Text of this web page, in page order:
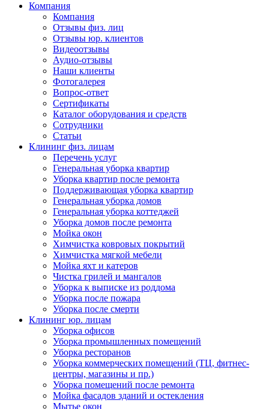
Компания
Компания
Отзывы физ. лиц
Отзывы юр. клиентов
Видеоотзывы
Аудио-отзывы
Наши клиенты
Фотогалерея
Вопрос-ответ
Сертификаты
Каталог оборудования и средств
Сотрудники
Статьи
Клининг физ. лицам
Перечень услуг
Генеральная уборка квартир
Уборка квартир после ремонта
Поддерживающая уборка квартир
Генеральная уборка домов
Генеральная уборка коттеджей
Уборка домов после ремонта
Мойка окон
Химчистка ковровых покрытий
Химчистка мягкой мебели
Мойка яхт и катеров
Чистка грилей и мангалов
Уборка к выписке из роддома
Уборка после пожара
Уборка после смерти
Клининг юр. лицам
Уборка офисов
Уборка промышленных помещений
Уборка ресторанов
Уборка коммерческих помещений (ТЦ, фитнес-
центры, магазины и пр.)
Уборка помещений после ремонта
Мойка фасадов зданий и остекления
Мытье окон